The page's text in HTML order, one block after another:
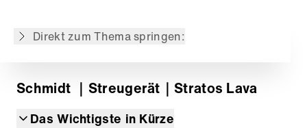
Direkt zum Thema springen:
Zurück zur Übersicht
Schmidt ｜Streugerät ｜Stratos Lava
Das Wichtigste in Kürze